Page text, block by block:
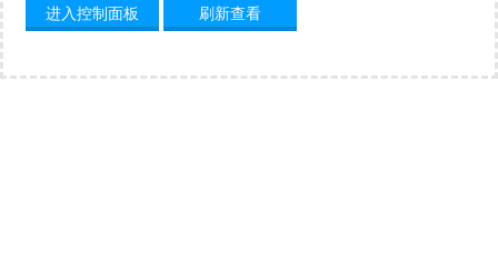
进入控制面板
刷新查看